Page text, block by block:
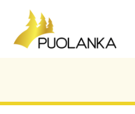
Siirry
navigointiin
Siirry
sisältöön
ELOKUVALIPUT